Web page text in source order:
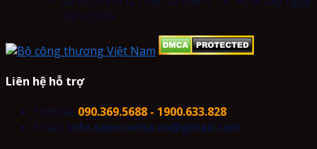
30/1/2015.
Liên hệ hỗ trợ
Hotline: 090.369.5688 - 1900.633.828
Email: info.samcovina.vn@gmail.com